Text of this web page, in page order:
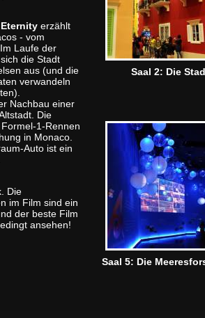
erzählt
- vom
Laufe der
die Stadt
aus (und die
verwandeln
Nachbau einer
Die
1-Rennen
in Monaco.
Auto ist ein
Die
im Film sind ein
der beste Film
ansehen!
Saal 2: Die
Saal 5: Die